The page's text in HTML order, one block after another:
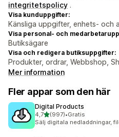
integritetspolicy .
Visa kunduppgifter:
Känsliga uppgifter, enhets- och
Visa personal- och
Butiksägare
Visa och redigera butiksuppgifter:
Produkter, ordrar, Webbshop,
Mer information
Fler appar som den här
Digital Products
4,7av 5 stjärnor
(997)
997 recensioner totalt
•Gratis
Sälj digitala nedladdningar,